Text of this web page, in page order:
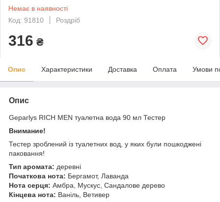
Немає в наявності
Код: 91810
Роздріб
316 ₴
Опис Характеристики Доставка Оплата Умови
Опис
Geparlys RICH MEN туалетна вода 90 мл Тестер
Внимание!
Тестер зроблений із туалетних вод, у яких були пошкоджені
паковання!
Тип аромата: деревні
Початкова нота: Бергамот, Лаванда
Нота серця: Амбра, Мускус, Сандалове дерево
Кінцева нота: Ваніль, Ветивер